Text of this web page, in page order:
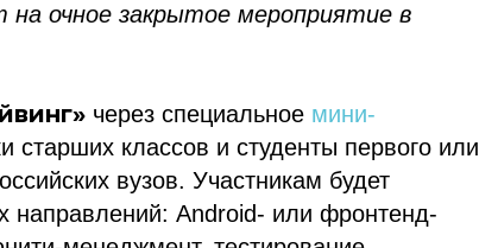
на очное закрытое мероприятие в
через специальное мини-
старших классов и студенты первого или
вузов. Участникам будет
направлений: Android- или фронтенд-